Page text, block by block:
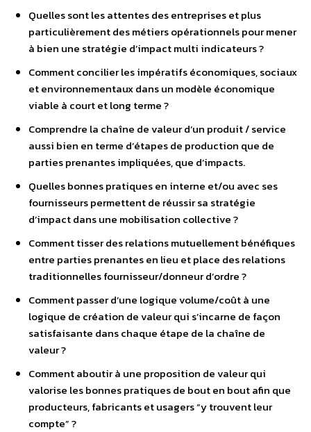
Quelles sont les attentes des entreprises et plus
particulièrement des métiers opérationnels pour mener
à bien une stratégie d’impact multi indicateurs ?
Comment concilier les impératifs économiques, sociaux
et environnementaux dans un modèle économique
viable à court et long terme ?
Comprendre la chaîne de valeur d’un produit / service
aussi bien en terme d’étapes de production que de
parties prenantes impliquées, que d’impacts.
Quelles bonnes pratiques en interne et/ou avec ses
fournisseurs permettent de réussir sa stratégie
d’impact dans une mobilisation collective ?
Comment tisser des relations mutuellement bénéfiques
entre parties prenantes en lieu et place des relations
traditionnelles fournisseur/donneur d’ordre ?
Comment passer d’une logique volume/coût à une
logique de création de valeur qui s’incarne de façon
satisfaisante dans chaque étape de la chaîne de
valeur ?
Comment aboutir à une proposition de valeur qui
valorise les bonnes pratiques de bout en bout afin que
producteurs, fabricants et usagers “y trouvent leur
compte” ?